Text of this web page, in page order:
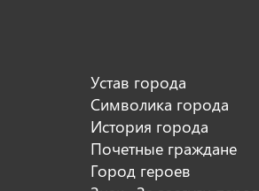
Устав города
Символика города
История города
Почетные граждане
Город героев